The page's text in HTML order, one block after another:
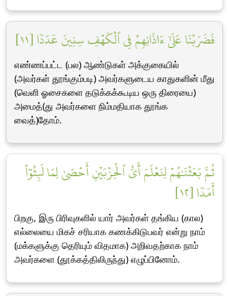
فَضَرَبۡنَا عَلَىٰٓ ءَاذَانِهِمۡ فِي ٱلۡكَهۡفِ سِنِينَ عَدَدٗا [١١]
எண்ணப்பட்ட (பல) ஆண்டுகள் அக்குகையில்
(அவர்கள் தூங்கும்படி) அவர்களுடைய காதுகளின் மீது
(வெளி ஓசைகளை தடுக்கக்கூடிய ஒரு திரையை)
அமைத்(து அவர்களை நிம்மதியாக தூங்க
வைத்)தோம்.
ثُمَّ بَعَثۡنَٰهُمۡ لِنَعۡلَمَ أَيُّ ٱلۡحِزۡبَيۡنِ أَحۡصَىٰ لِمَا لَبِثُوٓاْ
أَمَدٗا [١٢]
பிறகு, இரு பிரிவுகளில் யார் அவர்கள் தங்கிய (கால)
எல்லையை மிகச் சரியாக கணக்கிடுபவர் என்று நாம்
(மக்களுக்கு தெரியும் விதமாக) அறிவதற்காக நாம்
அவர்களை (தூக்கத்திலிருந்து) எழுப்பினோம்.